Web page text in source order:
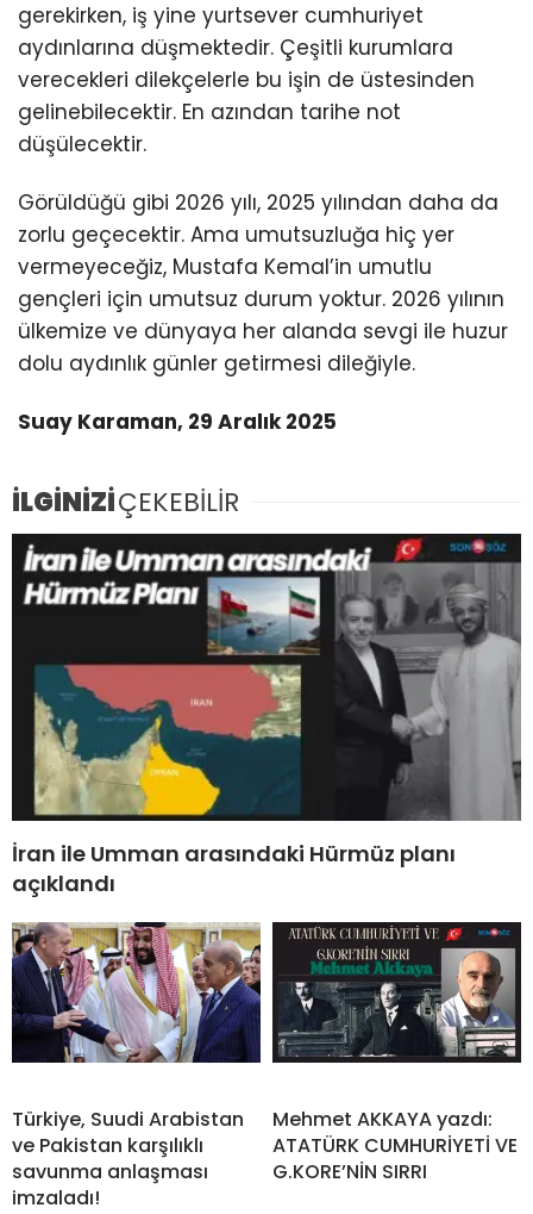
gerekirken, iş yine yurtsever cumhuriyet
aydınlarına düşmektedir. Çeşitli kurumlara
verecekleri dilekçelerle bu işin de üstesinden
gelinebilecektir. En azından tarihe not
düşülecektir.
Görüldüğü gibi 2026 yılı, 2025 yılından daha da
zorlu geçecektir. Ama umutsuzluğa hiç yer
vermeyeceğiz, Mustafa Kemal’in umutlu
gençleri için umutsuz durum yoktur. 2026 yılının
ülkemize ve dünyaya her alanda sevgi ile huzur
dolu aydınlık günler getirmesi dileğiyle.
Suay Karaman, 29 Aralık 2025
İLGİNİZİÇEKEBİLİR
İran ile Umman arasındaki Hürmüz planı
açıklandı
Türkiye, Suudi Arabistan
ve Pakistan karşılıklı
savunma anlaşması
imzaladı!
Mehmet AKKAYA yazdı:
ATATÜRK CUMHURİYETİ VE
G.KORE’NİN SIRRI